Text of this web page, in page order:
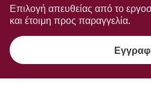
Επιλογή απευθείας από το
και έτοιμη προς παραγγελία.